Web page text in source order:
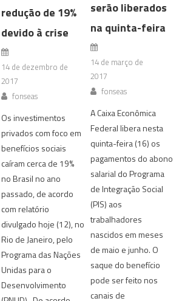
redução de 19%
devido à crise
14 de dezembro de
2017
fonseas
Os investimentos
privados com foco em
benefícios sociais
caíram cerca de 19%
no Brasil no ano
passado, de acordo
com relatório
divulgado hoje (12), no
Rio de Janeiro, pelo
Programa das Nações
Unidas para o
Desenvolvimento
serão liberados
na quinta-feira
14 de março de
2017
fonseas
A Caixa Econômica
Federal libera nesta
quinta-feira (16) os
pagamentos do abono
salarial do Programa
de Integração Social
(PIS) aos
trabalhadores
nascidos em meses
de maio e junho. O
saque do benefício
pode ser feito nos
canais de